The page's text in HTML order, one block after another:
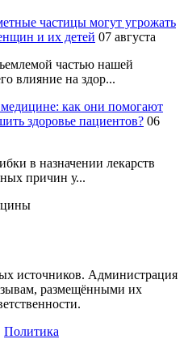
частицы могут угрожать
и их детей 07 августа
частью нашей
влияние на здор...
как они помогают
здоровье пациентов? 06
в назначении лекарств
причин у...
источников. Администрация
размещёнными их
Политика